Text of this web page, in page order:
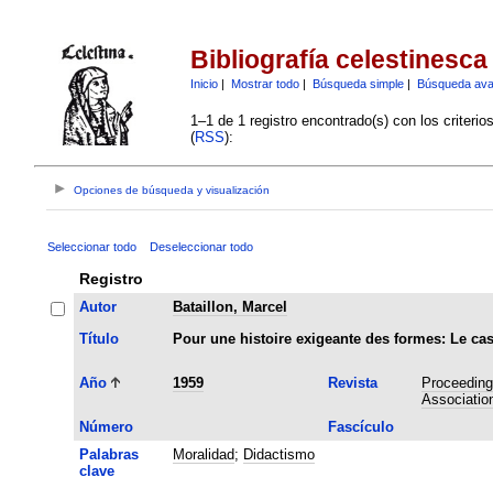
Bibliografía celestinesca
Inicio| Mostrar todo| Búsqueda simple| Búsqueda
1–1 de 1 registro encontrado(s) con los
(RSS):
Opciones de búsqueda y visualización
Seleccionar todo Deseleccionar todo
Registro
Autor
Bataillon, Marcel
Título
Pour une histoire exigeante des formes: Le
Año 1959 Revista
Número
Fascículo
Palabras
clave
Moralidad; Didactismo